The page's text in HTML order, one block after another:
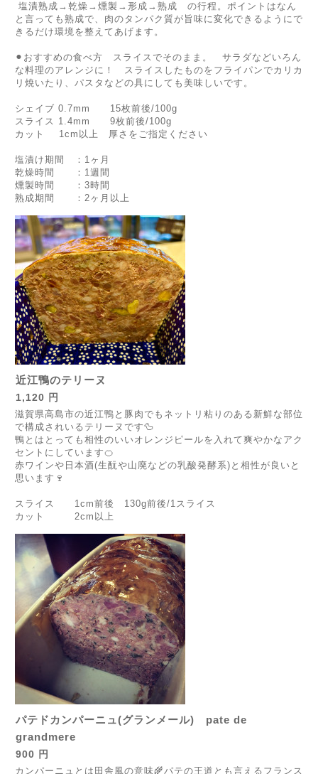
塩漬熟成→乾燥→燻製→形成→熟成 の行程。ポイントはなん
と言っても熟成で、肉のタンパク質が旨味に変化できるようにで
きるだけ環境を整えてあげます。
⚫︎おすすめの食べ方 スライスでそのまま。 サラダなどいろん
な料理のアレンジに！ スライスしたものをフライパンでカリカ
リ焼いたり、パスタなどの具にしても美味しいです。
シェイブ 0.7mm 15枚前後/100g
スライス 1.4mm 9枚前後/100g
カット 1cm以上 厚さをご指定ください
塩漬け期間 ：1ヶ月
乾燥時間 ：1週間
燻製時間 ：3時間
熟成期間 ：2ヶ月以上
近江鴨のテリーヌ
1,120 円
滋賀県高島市の近江鴨と豚肉でもネットリ粘りのある新鮮な部位
で構成されいるテリーヌです🦆
鴨とはとっても相性のいいオレンジピールを入れて爽やかなアク
セントにしています🍊
赤ワインや日本酒(生酛や山廃などの乳酸発酵系)と相性が良いと
思います🍷
スライス 1cm前後 130g前後/1スライス
カット 2cm以上
パテドカンパーニュ(グランメール) pate de
grandmere
900 円
カンパーニュとは田舎風の意味🌾パテの王道とも言えるフランス